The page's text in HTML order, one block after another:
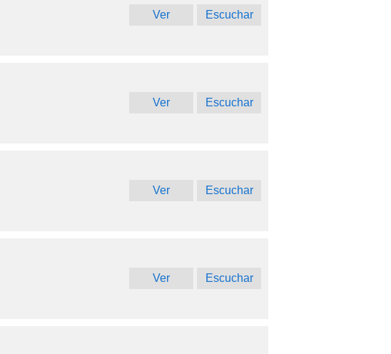
Ver Escuchar
Ver Escuchar
Ver Escuchar
Ver Escuchar